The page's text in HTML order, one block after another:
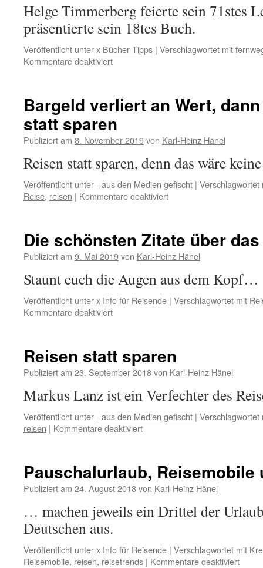
Helge Timmerberg feierte sein 71stes
präsentierte sein 18tes Buch.
Veröffentlicht unterx Bücher Tipps | Verschlagwortet mit
Kommentare deaktiviertfür
viele
Wracks
verrotten
am
der
Bargeld verliert an Wert,
statt sparen
Publiziert am 8. November 2019von Karl-Heinz Hänel
Reisen statt sparen, denn das wäre
Veröffentlicht unter- aus den Medien gefischt | Verschlagwortet
Reise, reisen | Kommentare deaktiviertfür
Wert,
dann
reisen
sparen
Die schönsten Zitate über
Publiziert am 9. Mai 2019von Karl-Heinz Hänel
Staunt euch die Augen aus dem Kopf…
Veröffentlicht unterx Info für Reisende | Verschlagwortet mit
Kommentare deaktiviertfür
über
das
Reisen statt sparen
Publiziert am 23. September 2018von Karl-Heinz Hänel
Markus Lanz ist ein Verfechter des
Veröffentlicht unter- aus den Medien gefischt | Verschlagwortet
reisen | Kommentare deaktiviertfür
Pauschalurlaub, Reisemobile
Publiziert am 24. August 2018von Karl-Heinz Hänel
… machen jeweils ein Drittel der
Deutschen aus.
Veröffentlicht unterx Info für Reisende | Verschlagwortet mit
Reisemobile, reisen, reisetrends | Kommentare deaktiviertfür